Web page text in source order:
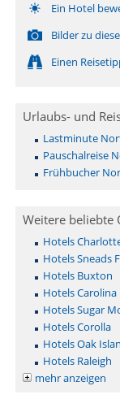
Ein Hotel
Bilder zu
Einen
Urlaubs- und
Lastminute
Pauschalreise
Frühbucher
Weitere beliebte
Hotels
Hotels Sneads
Hotels Buxton
Hotels Carolina
Hotels Sugar
Hotels Corolla
Hotels Oak
Hotels Raleigh
mehr anzeigen